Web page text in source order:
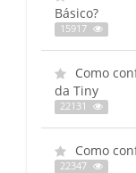
Básico?
15917
Como
da Tiny
22131
Como
22347